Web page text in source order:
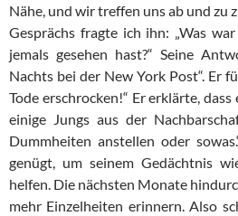
Nähe, und wir treffen uns ab und zu
Gesprächs fragte ich ihn: „Was
jemals gesehen hast?“ Seine
Nachts bei der New York Post“. Er
Tode erschrocken!“ Er erklärte,
einige Jungs aus der
Dummheiten anstellen oder
genügt, um seinem Gedächtnis
helfen. Die nächsten Monate
mehr Einzelheiten erinnern. Also